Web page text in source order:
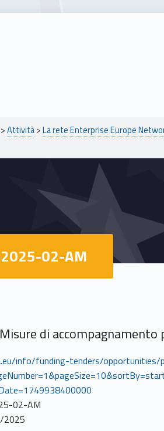
>Attività>La rete Enterprise Europe
2025-02-AM
di accompagnamento
info/funding-tenders/
02-AM
2025